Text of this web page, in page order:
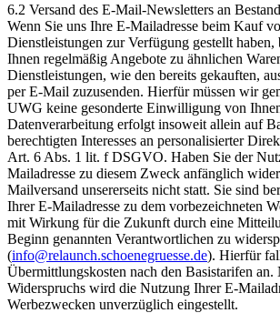
6.2 Versand des E-Mail-Newsletters an
Wenn Sie uns Ihre E-Mailadresse beim Kauf
Dienstleistungen zur Verfügung gestellt haben,
Ihnen regelmäßig Angebote zu ähnlichen
Dienstleistungen, wie den bereits gekauften,
per E-Mail zuzusenden. Hierfür müssen wir
UWG keine gesonderte Einwilligung von
Datenverarbeitung erfolgt insoweit allein auf
berechtigten Interesses an personalisierter
Art. 6 Abs. 1 lit. f DSGVO. Haben Sie der
Mailadresse zu diesem Zweck anfänglich
Mailversand unsererseits nicht statt. Sie sind
Ihrer E-Mailadresse zu dem vorbezeichneten
mit Wirkung für die Zukunft durch eine
Beginn genannten Verantwortlichen zu
(info@relaunch.schoenegruesse.de). Hierfür
Übermittlungskosten nach den Basistarifen an.
Widerspruchs wird die Nutzung Ihrer E-
Werbezwecken unverzüglich eingestellt.